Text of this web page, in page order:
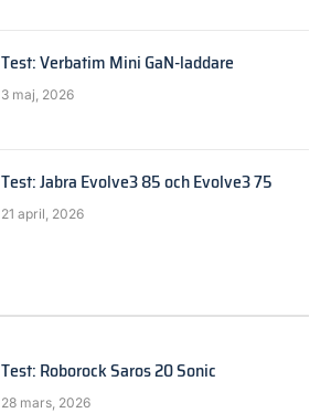
Test: Verbatim Mini GaN-laddare
3 maj, 2026
Test: Jabra Evolve3 85 och Evolve3 75
21 april, 2026
Test: Roborock Saros 20 Sonic
28 mars, 2026